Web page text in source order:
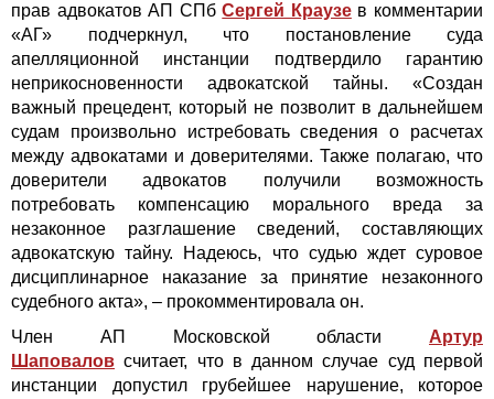
прав адвокатов АП СПб Сергей Краузе в комментарии
«АГ» подчеркнул, что постановление суда
апелляционной инстанции подтвердило гарантию
неприкосновенности адвокатской тайны. «Создан
важный прецедент, который не позволит в дальнейшем
судам произвольно истребовать сведения о расчетах
между адвокатами и доверителями. Также полагаю, что
доверители адвокатов получили возможность
потребовать компенсацию морального вреда за
незаконное разглашение сведений, составляющих
адвокатскую тайну. Надеюсь, что судью ждет суровое
дисциплинарное наказание за принятие незаконного
судебного акта», – прокомментировала он.
Член АП Московской области
Артур
Шаповалов считает, что в данном случае суд первой
инстанции допустил грубейшее нарушение, которое